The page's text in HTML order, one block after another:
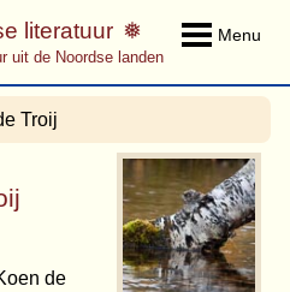
Menu
literatuur
uit de Noordse landen
Troij
de